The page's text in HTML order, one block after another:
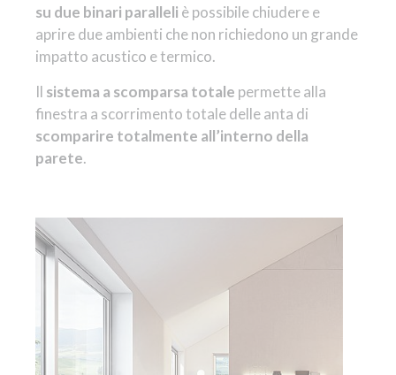
su due binari paralleli è possibile chiudere e
aprire due ambienti che non richiedono un grande
impatto acustico e termico.
Il sistema a scomparsa totale permette alla
finestra a scorrimento totale delle anta di
scomparire totalmente all’interno della
parete.